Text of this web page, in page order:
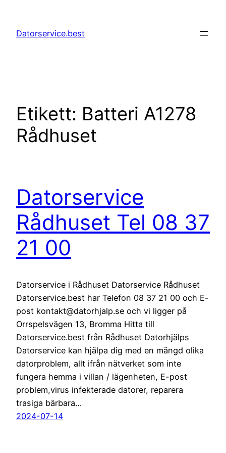
innehåll
Datorservice.best
Etikett: Batteri A1278
Rådhuset
Datorservice
Rådhuset Tel 08 37
21 00
Datorservice i Rådhuset Datorservice Rådhuset
Datorservice.best har Telefon 08 37 21 00 och E-
post kontakt@datorhjalp.se och vi ligger på
Orrspelsvägen 13, Bromma Hitta till
Datorservice.best från Rådhuset Datorhjälps
Datorservice kan hjälpa dig med en mängd olika
datorproblem, allt ifrån nätverket som inte
fungera hemma i villan / lägenheten, E-post
problem,virus infekterade datorer, reparera
trasiga bärbara…
2024-07-14